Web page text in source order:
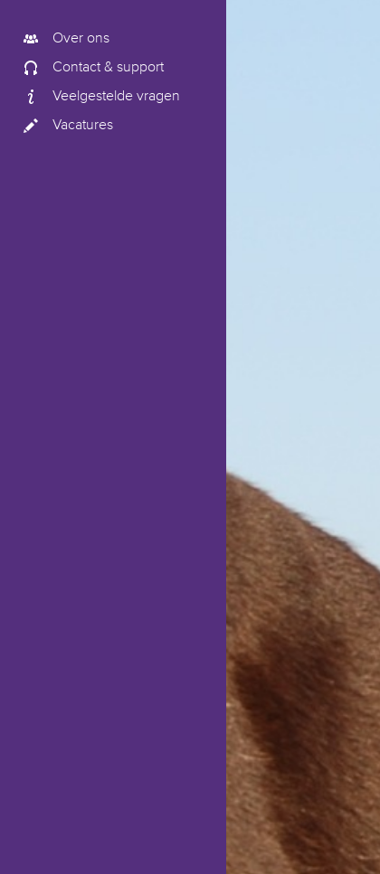
Over ons
Contact & support
Veelgestelde vragen
Vacatures